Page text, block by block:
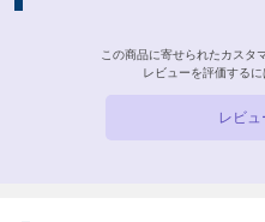
この商品に寄せられたカスタ
レビューを評価するに
レビュ